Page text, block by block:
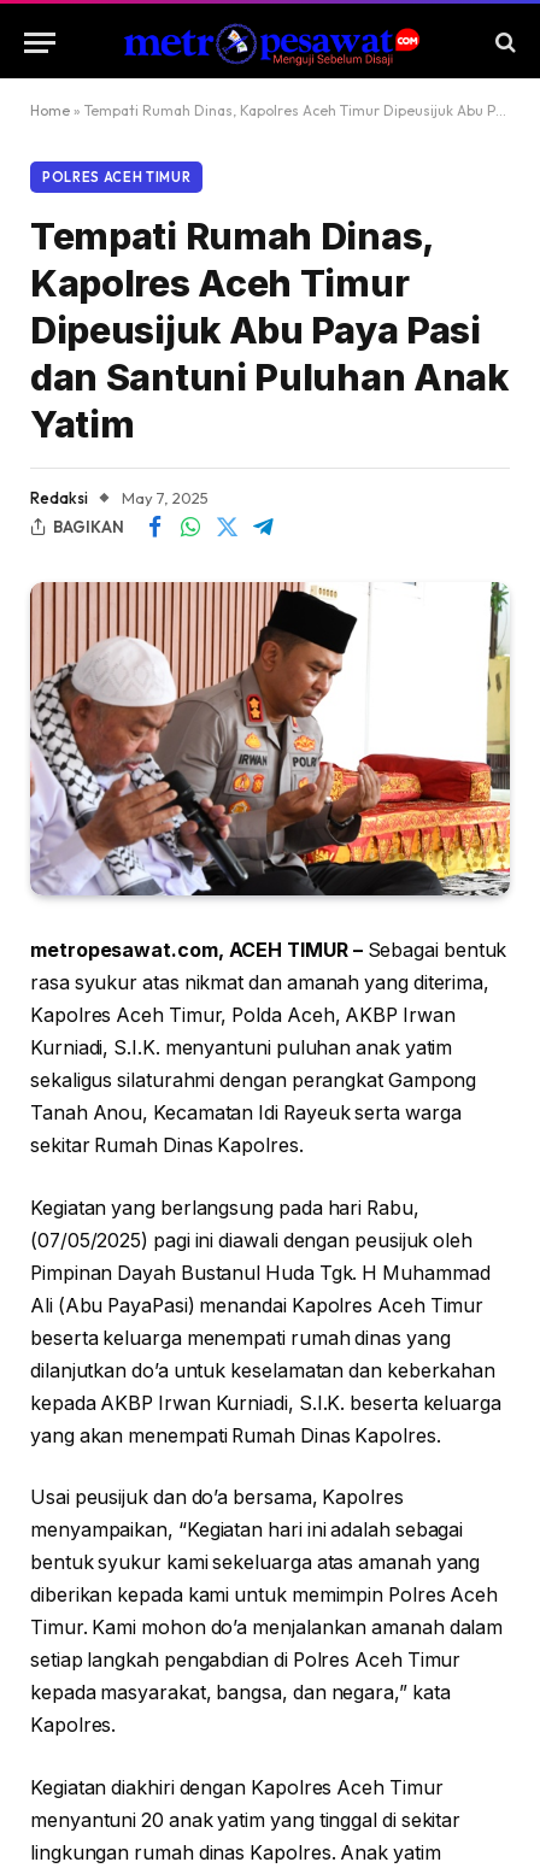
Home » Tempati Rumah Dinas, Kapolres Aceh Timur Dipeusijuk Abu Paya Pasi dan Santuni Puluhan Anak Yatim
POLRES ACEH TIMUR
Tempati Rumah Dinas,
Kapolres Aceh Timur
Dipeusijuk Abu Paya Pasi
dan Santuni Puluhan Anak
Yatim
Redaksi
May 7, 2025
BAGIKAN
metropesawat.com, ACEH TIMUR –Sebagai bentuk
rasa syukur atas nikmat dan amanah yang diterima,
Kapolres Aceh Timur, Polda Aceh, AKBP Irwan
Kurniadi, S.I.K. menyantuni puluhan anak yatim
sekaligus silaturahmi dengan perangkat Gampong
Tanah Anou, Kecamatan Idi Rayeuk serta warga
sekitar Rumah Dinas Kapolres.
Kegiatan yang berlangsung pada hari Rabu,
(07/05/2025) pagi ini diawali dengan peusijuk oleh
Pimpinan Dayah Bustanul Huda Tgk. H Muhammad
Ali (Abu PayaPasi) menandai Kapolres Aceh Timur
beserta keluarga menempati rumah dinas yang
dilanjutkan do’a untuk keselamatan dan keberkahan
kepada AKBP Irwan Kurniadi, S.I.K. beserta keluarga
yang akan menempati Rumah Dinas Kapolres.
Usai peusijuk dan do’a bersama, Kapolres
menyampaikan, “Kegiatan hari ini adalah sebagai
bentuk syukur kami sekeluarga atas amanah yang
diberikan kepada kami untuk memimpin Polres Aceh
Timur. Kami mohon do’a menjalankan amanah dalam
setiap langkah pengabdian di Polres Aceh Timur
kepada masyarakat, bangsa, dan negara,” kata
Kapolres.
Kegiatan diakhiri dengan Kapolres Aceh Timur
menyantuni 20 anak yatim yang tinggal di sekitar
lingkungan rumah dinas Kapolres. Anak yatim